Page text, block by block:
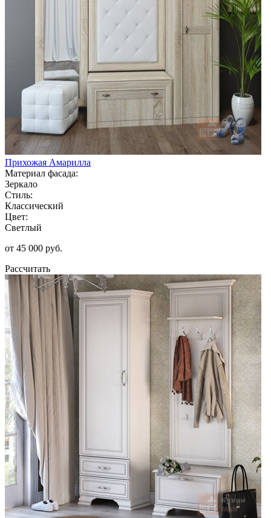
Прихожая Амарилла
Материал фасада:
Зеркало
Стиль:
Классический
Цвет:
Светлый
от 45 000 руб.
Рассчитать